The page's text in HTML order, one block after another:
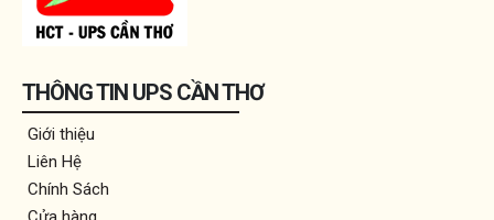
THÔNG TIN UPS CẦN THƠ
Giới thiệu
Liên Hệ
Chính Sách